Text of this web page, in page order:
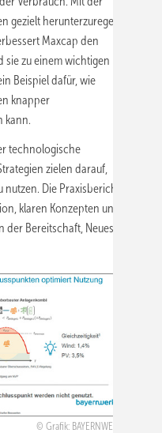
gezielt herunterzuregeln
Maxcap den
sie zu einem wichtigen
Beispiel dafür, wie
knapper
kann.
technologische
zielen darauf,
Die Praxisberichte
klaren Konzepten und
Bereitschaft, Neues zu
Grafik: BAYERNWERK